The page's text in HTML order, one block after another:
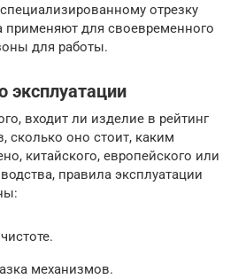
отрезку
применяют для своевременного
для работы.
эксплуатации
входит ли изделие в рейтинг
сколько оно стоит, каким
китайского, европейского или
правила эксплуатации
механизмов.